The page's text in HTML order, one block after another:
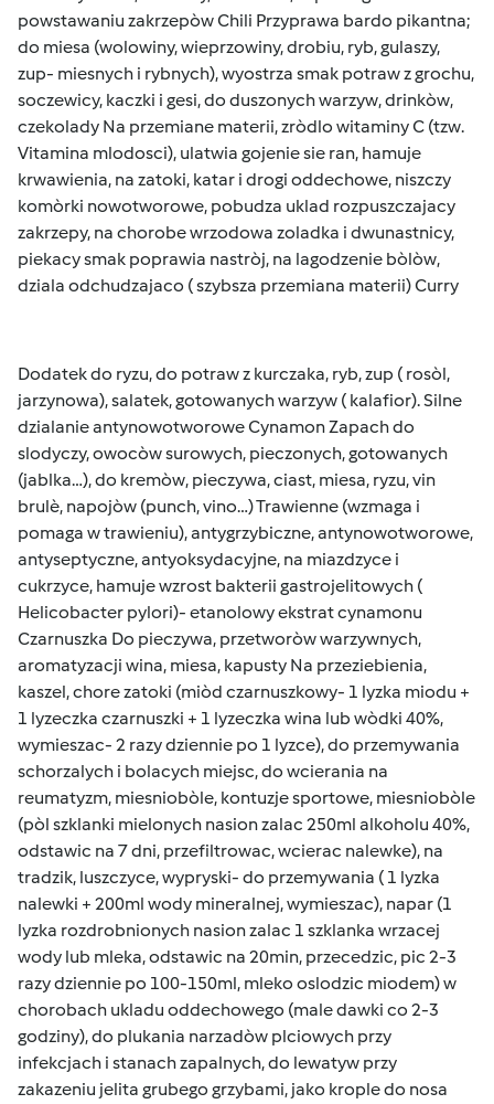
powstawaniu zakrzepòw Chili Przyprawa bardo pikantna;
do miesa (wolowiny, wieprzowiny, drobiu, ryb, gulaszy,
zup- miesnych i rybnych), wyostrza smak potraw z grochu,
soczewicy, kaczki i gesi, do duszonych warzyw, drinkòw,
czekolady Na przemiane materii, zròdlo witaminy C (tzw.
Vitamina mlodosci), ulatwia gojenie sie ran, hamuje
krwawienia, na zatoki, katar i drogi oddechowe, niszczy
komòrki nowotworowe, pobudza uklad rozpuszczajacy
zakrzepy, na chorobe wrzodowa zoladka i dwunastnicy,
piekacy smak poprawia nastròj, na lagodzenie bòlòw,
dziala odchudzajaco ( szybsza przemiana materii) Curry
Dodatek do ryzu, do potraw z kurczaka, ryb, zup ( rosòl,
jarzynowa), salatek, gotowanych warzyw ( kalafior). Silne
dzialanie antynowotworowe Cynamon Zapach do
slodyczy, owocòw surowych, pieczonych, gotowanych
(jablka…), do kremòw, pieczywa, ciast, miesa, ryzu, vin
brulè, napojòw (punch, vino…) Trawienne (wzmaga i
pomaga w trawieniu), antygrzybiczne, antynowotworowe,
antyseptyczne, antyoksydacyjne, na miazdzyce i
cukrzyce, hamuje wzrost bakterii gastrojelitowych (
Helicobacter pylori)- etanolowy ekstrat cynamonu
Czarnuszka Do pieczywa, przetworòw warzywnych,
aromatyzacji wina, miesa, kapusty Na przeziebienia,
kaszel, chore zatoki (miòd czarnuszkowy- 1 lyzka miodu +
1 lyzeczka czarnuszki + 1 lyzeczka wina lub wòdki 40%,
wymieszac- 2 razy dziennie po 1 lyzce), do przemywania
schorzalych i bolacych miejsc, do wcierania na
reumatyzm, miesniobòle, kontuzje sportowe, miesniobòle
(pòl szklanki mielonych nasion zalac 250ml alkoholu 40%,
odstawic na 7 dni, przefiltrowac, wcierac nalewke), na
tradzik, luszczyce, wypryski- do przemywania ( 1 lyzka
nalewki + 200ml wody mineralnej, wymieszac), napar (1
lyzka rozdrobnionych nasion zalac 1 szklanka wrzacej
wody lub mleka, odstawic na 20min, przecedzic, pic 2-3
razy dziennie po 100-150ml, mleko oslodzic miodem) w
chorobach ukladu oddechowego (male dawki co 2-3
godziny), do plukania narzadòw plciowych przy
infekcjach i stanach zapalnych, do lewatyw przy
zakazeniu jelita grubego grzybami, jako krople do nosa